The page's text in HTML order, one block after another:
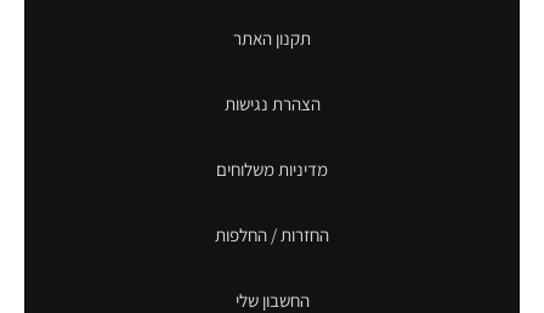
תקנון האתר
הצהרת נגישות
מדיניות משלוחים
החזרות / החלפות
החשבון שלי